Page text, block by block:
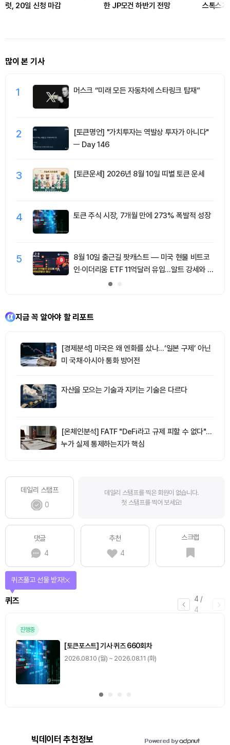
럿, 20일 신청 마감
한 JP모건 하반기 전망
스톡스
많이 본 기사
1 머스크 “미래 모든 자동차에 스타링크 탑재”
2
[토큰명언] "가치투자는 역발상 투자가 아니다"
ㅡ Day 146
3 [토큰운세] 2026년 8월 10일 띠별 토큰 운세
4 토큰 주식 시장, 7개월 만에 273% 폭발적 성장
5
8월 10일 출근길 팟캐스트 — 미국 현물 비트코
인·이더리움 ETF 11억달러 유입…알트 강세와 숏
지금 꼭 알아야 할 리포트
[경제분석] 미국은 왜 엔화를 샀나…‘일본 구제’ 아닌
미 국채·아시아 통화 방어전
자산을 모으는 기술과 지키는 기술은 다르다
[온체인분석] FATF "DeFi라고 규제 피할 수 없다"…
누가 실제 통제하는지가 핵심
데일리 스탬프
0
데일리 스탬프를 찍은 회원이 없습니다.
첫 스탬프를 찍어 보세요!
댓글
4
추천
4
스크랩
4 /
4
퀴즈
퀴즈풀고 선물 받자!
진행중
[토큰포스트] 기사 퀴즈 660회차
2026.08.10 (월) ~ 2026.08.11 (화)
빅데이터 추천정보